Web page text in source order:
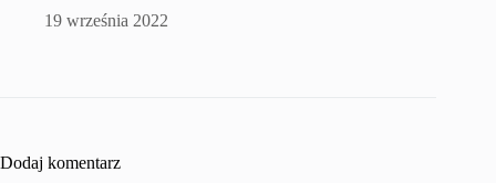
19 września 2022
Dodaj komentarz